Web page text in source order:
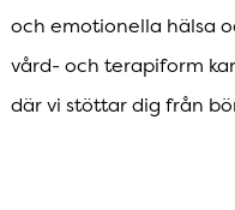
och emotionella hälsa
vård- och terapiform
där vi stöttar dig från